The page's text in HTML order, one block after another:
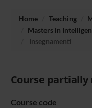
Home Teaching
Masters in
Insegnamenti
Course partially
Course code